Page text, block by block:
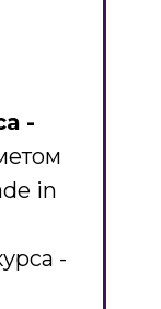
-
in
-